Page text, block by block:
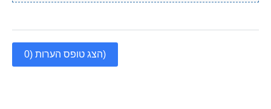
הצג טופס הערות (0)